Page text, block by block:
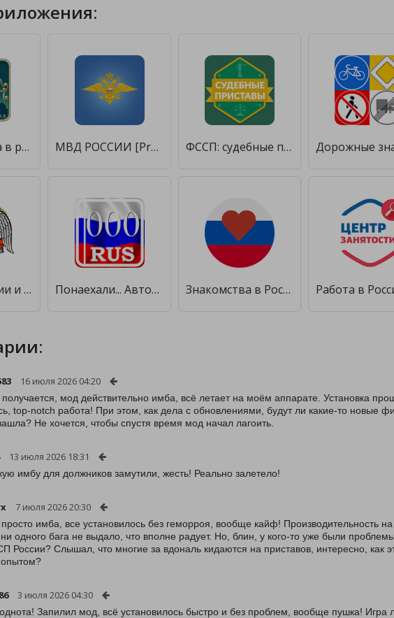
время намаза в россии [Без рекламы] МВД РОССИИ [Premium] ФССП: судебные приставы России [Unlocked]
Монеты России и СССР [Unlocked] Понаехали... Автомобильные коды регионов России [Premium] Знакомства в России [Полная версия]
16 июля 2026 04:20
мод действительно имба, всё летает на моём аппарате. Установка
top-notch работа! При этом, как дела с обновлениями, будут ли какие-то новые
Не хочется, чтобы спустя время мод начал лагоить.
13 июля 2026 18:31
имбу для должников замутили, жесть! Реально залетело!
7 июля 2026 20:30
имба, все установилось без геморроя, вообще кайф! Производительность
ни одного бага не выдало, что вполне радует. Но, блин, у кого-то уже были
России? Слышал, что многие за вдональ кидаются на приставов, интересно, как
3 июля 2026 04:30
Запилил мод, всё установилось быстро и без проблем, вообще пушка! Игра